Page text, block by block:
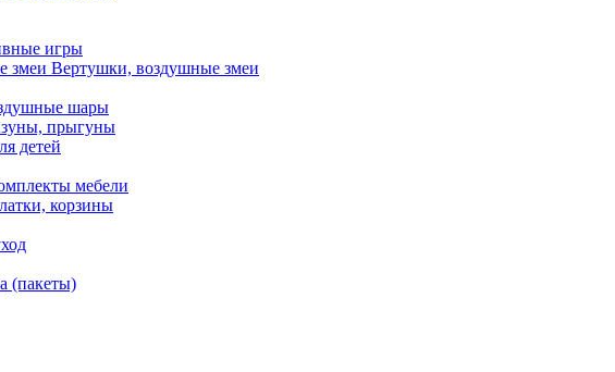
игры
Вертушки, воздушные змеи
шары
прыгуны
детей
мебели
корзины
(пакеты)